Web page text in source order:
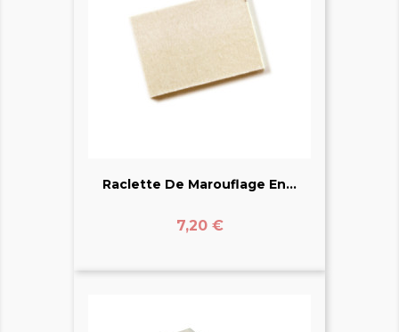
Raclette De Marouflage En...
Prix
7,20 €